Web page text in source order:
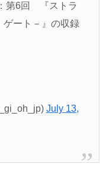
第6回 『ストラ
ゲート－』の収録
July 13,